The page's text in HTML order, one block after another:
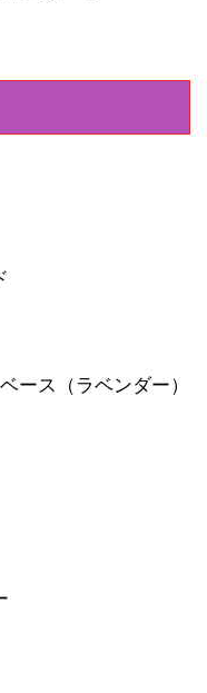
ース（ラベンダー）